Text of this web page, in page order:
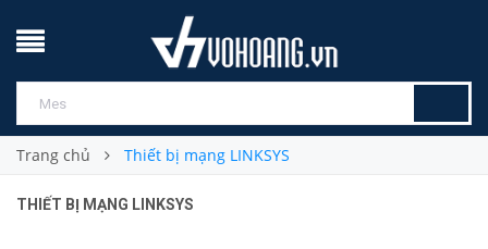
Trang chủ Thiết bị mạng LINKSYS
THIẾT BỊ MẠNG LINKSYS